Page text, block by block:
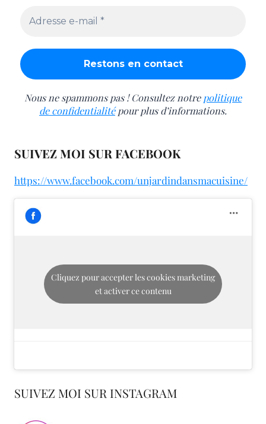
Nous ne spammons pas ! Consultez notrepolitique
de confidentialitépour plus d’informations.
SUIVEZ MOI SUR FACEBOOK
https://www.facebook.com/unjardindansmacuisine/
Cliquez pour accepter les cookies marketing
et activer ce contenu
SUIVEZ MOI SUR INSTAGRAM